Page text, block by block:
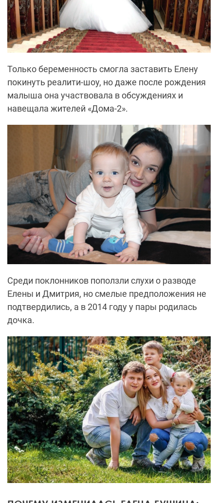
Только беременность смогла заставить Елену
покинуть реалити-шоу, но даже после рождения
малыша она участвовала в обсуждениях и
навещала жителей «Дома-2».
Среди поклонников поползли слухи о разводе
Елены и Дмитрия, но смелые предположения не
подтвердились, а в 2014 году у пары родилась
дочка.